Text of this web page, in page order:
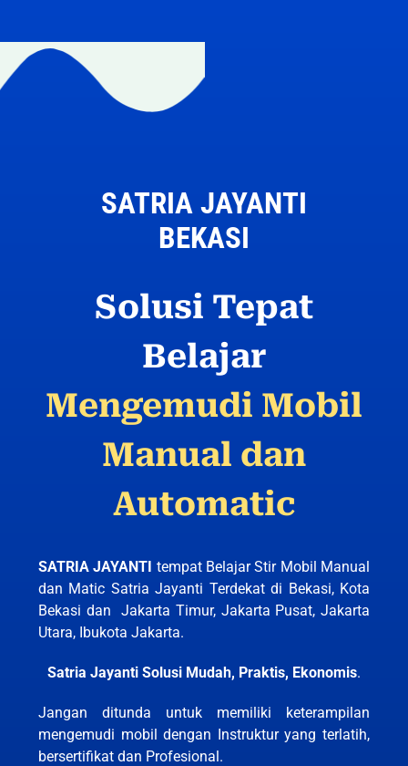
SATRIA JAYANTI
BEKASI
Solusi Tepat
Belajar
Mengemudi Mobil
Manual dan
Automatic
SATRIA JAYANTI tempat Belajar Stir Mobil Manual
dan Matic Satria Jayanti Terdekat di Bekasi, Kota
Bekasi dan Jakarta Timur, Jakarta Pusat, Jakarta
Utara, Ibukota Jakarta.
Satria Jayanti Solusi Mudah, Praktis, Ekonomis.
Jangan ditunda untuk memiliki keterampilan
mengemudi mobil dengan Instruktur yang terlatih,
bersertifikat dan Profesional.